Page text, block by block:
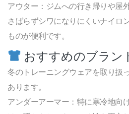
アウター：ジムへの行き帰りや屋
さばらずシワになりにくいナイロ
ものが便利です。
おすすめのブラン
冬のトレーニングウェアを取り扱
あります。
アンダーアーマー：特に寒冷地向